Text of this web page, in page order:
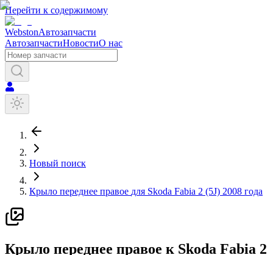
Перейти к содержимому
WebstonАвтозапчасти
АвтозапчастиНовостиО нас
Новый поиск
Крыло переднее правое для Skoda Fabia 2 (5J) 2008 года
Крыло переднее правое к Skoda Fabia 2